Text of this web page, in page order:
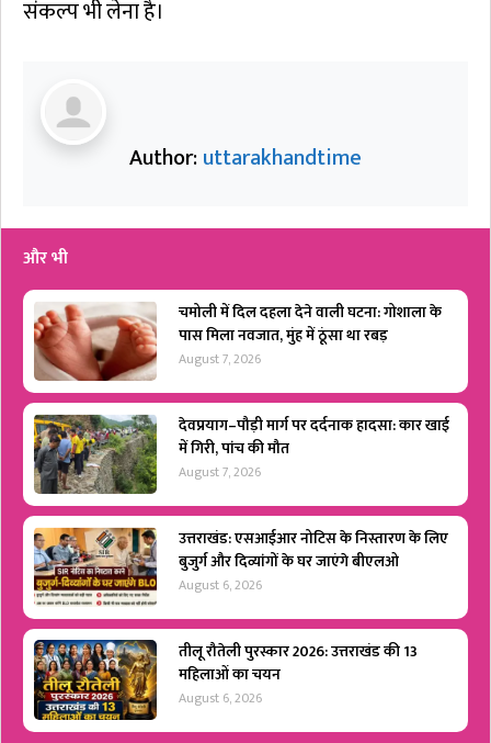
संकल्प भी लेना है।
Author:uttarakhandtime
और भी
चमोली में दिल दहला देने वाली घटना: गोशाला के
पास मिला नवजात, मुंह में ठूंसा था रबड़
August 7, 2026
देवप्रयाग–पौड़ी मार्ग पर दर्दनाक हादसा: कार खाई
में गिरी, पांच की मौत
August 7, 2026
उत्तराखंड: एसआईआर नोटिस के निस्तारण के लिए
बुजुर्ग और दिव्यांगों के घर जाएंगे बीएलओ
August 6, 2026
तीलू रौतेली पुरस्कार 2026: उत्तराखंड की 13
महिलाओं का चयन
August 6, 2026